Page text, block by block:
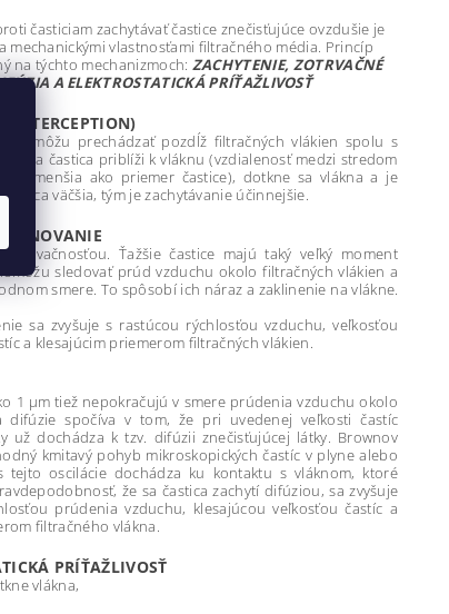
časticiam zachytávať častice znečisťujúce ovzdušie je
mechanickými vlastnosťami filtračného média. Princíp
na týchto mechanizmoch: ZACHYTENIE, ZOTRVAČNÉ
A ELEKTROSTATICKÁ PRÍŤAŽLIVOSŤ
(INTERCEPTION)
môžu prechádzať pozdĺž filtračných vlákien spolu s
Ak sa častica priblíži k vláknu (vzdialenosť medzi stredom
je menšia ako priemer častice), dotkne sa vlákna a je
väčšia, tým je zachytávanie účinnejšie.
zotrvačnosťou. Ťažšie častice majú taký veľký moment
sledovať prúd vzduchu okolo filtračných vlákien a
smere. To spôsobí ich náraz a zaklinenie na vlákne.
sa zvyšuje s rastúcou rýchlosťou vzduchu, veľkosťou
a klesajúcim priemerom filtračných vlákien.
1 μm tiež nepokračujú v smere prúdenia vzduchu okolo
difúzie spočíva v tom, že pri uvedenej veľkosti častíc
už dochádza k tzv. difúzii znečisťujúcej látky. Brownov
kmitavý pohyb mikroskopických častíc v plyne alebo
tejto oscilácie dochádza ku kontaktu s vláknom, ktoré
že sa častica zachytí difúziou, sa zvyšuje
prúdenia vzduchu, klesajúcou veľkosťou častíc a
filtračného vlákna.
PRÍŤAŽLIVOSŤ
vlákna,